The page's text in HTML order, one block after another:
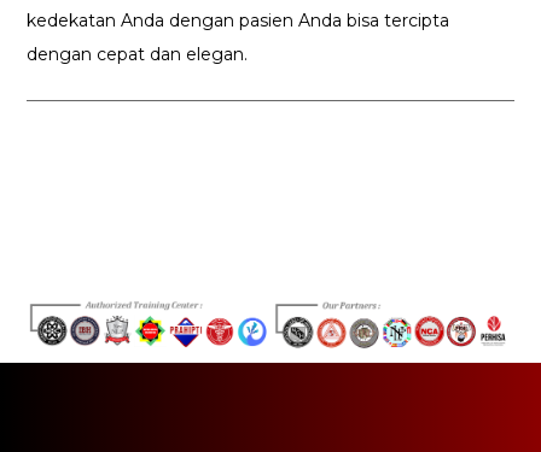
kedekatan Anda dengan pasien Anda bisa tercipta
dengan cepat dan elegan.